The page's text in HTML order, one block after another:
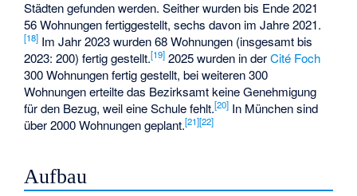
Städten gefunden werden. Seither wurden bis Ende 2021
56 Wohnungen fertiggestellt, sechs davon im Jahre 2021.
[18] Im Jahr 2023 wurden 68 Wohnungen (insgesamt bis
2023: 200) fertig gestellt.[19] 2025 wurden in derCité Foch
300 Wohnungen fertig gestellt, bei weiteren 300
Wohnungen erteilte das Bezirksamt keine Genehmigung
für den Bezug, weil eine Schule fehlt.[20] In München sind
über 2000 Wohnungen geplant.[21][22]
Aufbau